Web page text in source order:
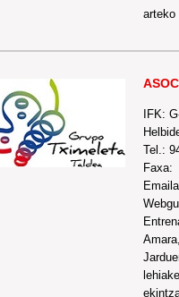
arteko
IFK:
Tel.:
Faxa: